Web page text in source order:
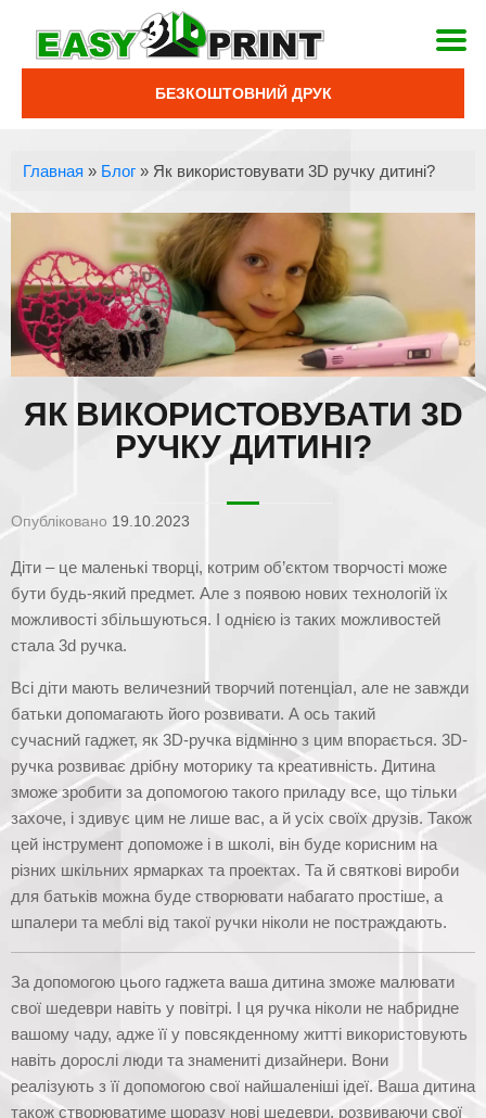
БЕЗКОШТОВНИЙ ДРУК
Главная » Блог » Як використовувати 3D ручку дитині?
ЯК ВИКОРИСТОВУВАТИ 3D
РУЧКУ ДИТИНІ?
Опубліковано 19.10.2023
Діти – це маленькі творці, котрим об’єктом творчості може
бути будь-який предмет. Але з появою нових технологій їх
можливості збільшуються. І однією із таких можливостей
стала 3d ручка.
Всі діти мають величезний творчий потенціал, але не завжди
батьки допомагають його розвивати. А ось такий
сучасний гаджет, як 3D-ручка відмінно з цим впорається. 3D-
ручка розвиває дрібну моторику та креативність. Дитина
зможе зробити за допомогою такого приладу все, що тільки
захоче, і здивує цим не лише вас, а й усіх своїх друзів. Також
цей інструмент допоможе і в школі, він буде корисним на
різних шкільних ярмарках та проектах. Та й святкові вироби
для батьків можна буде створювати набагато простіше, а
шпалери та меблі від такої ручки ніколи не постраждають.
За допомогою цього гаджета ваша дитина зможе малювати
свої шедеври навіть у повітрі. І ця ручка ніколи не набридне
вашому чаду, адже її у повсякденному житті використовують
навіть дорослі люди та знамениті дизайнери. Вони
реалізують з її допомогою свої найшаленіші ідеї. Ваша дитина
також створюватиме щоразу нові шедеври, розвиваючи свої